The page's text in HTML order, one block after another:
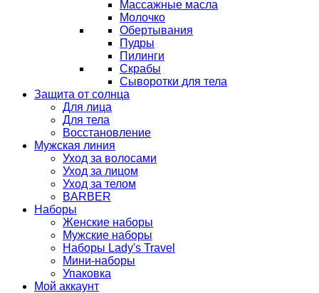
Массажные масла
Молочко
Обертывания
Пудры
Пилинги
Скрабы
Сыворотки для тела
Защита от солнца
Для лица
Для тела
Восстановление
Мужская линия
Уход за волосами
Уход за лицом
Уход за телом
BARBER
Наборы
Женские наборы
Мужские наборы
Наборы Lady's Travel
Мини-наборы
Упаковка
Мой аккаунт